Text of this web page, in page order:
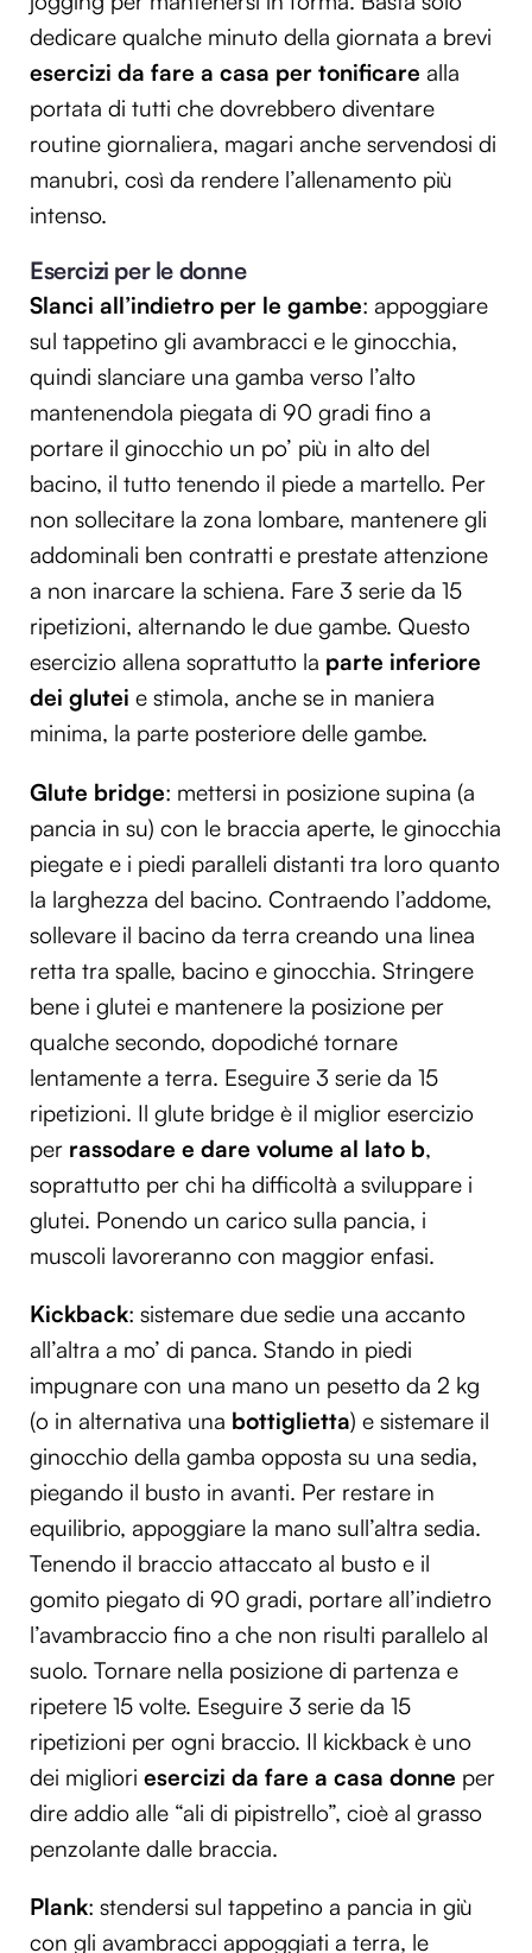
dedicare qualche minuto della giornata a brevi
esercizi da fare a casa per tonificare alla
portata di tutti che dovrebbero diventare
routine giornaliera, magari anche servendosi di
manubri, così da rendere l’allenamento più
intenso.
Esercizi per le donne
Slanci all’indietro per le gambe: appoggiare
sul tappetino gli avambracci e le ginocchia,
quindi slanciare una gamba verso l’alto
mantenendola piegata di 90 gradi fino a
portare il ginocchio un po’ più in alto del
bacino, il tutto tenendo il piede a martello. Per
non sollecitare la zona lombare, mantenere gli
addominali ben contratti e prestate attenzione
a non inarcare la schiena. Fare 3 serie da 15
ripetizioni, alternando le due gambe. Questo
esercizio allena soprattutto la parte inferiore
dei glutei e stimola, anche se in maniera
minima, la parte posteriore delle gambe.
Glute bridge: mettersi in posizione supina (a
pancia in su) con le braccia aperte, le ginocchia
piegate e i piedi paralleli distanti tra loro quanto
la larghezza del bacino. Contraendo l’addome,
sollevare il bacino da terra creando una linea
retta tra spalle, bacino e ginocchia. Stringere
bene i glutei e mantenere la posizione per
qualche secondo, dopodiché tornare
lentamente a terra. Eseguire 3 serie da 15
ripetizioni. Il glute bridge è il miglior esercizio
per rassodare e dare volume al lato b,
soprattutto per chi ha difficoltà a sviluppare i
glutei. Ponendo un carico sulla pancia, i
muscoli lavoreranno con maggior enfasi.
Kickback: sistemare due sedie una accanto
all’altra a mo’ di panca. Stando in piedi
impugnare con una mano un pesetto da 2 kg
(o in alternativa una bottiglietta) e sistemare il
ginocchio della gamba opposta su una sedia,
piegando il busto in avanti. Per restare in
equilibrio, appoggiare la mano sull’altra sedia.
Tenendo il braccio attaccato al busto e il
gomito piegato di 90 gradi, portare all’indietro
l’avambraccio fino a che non risulti parallelo al
suolo. Tornare nella posizione di partenza e
ripetere 15 volte. Eseguire 3 serie da 15
ripetizioni per ogni braccio. Il kickback è uno
dei migliori esercizi da fare a casa donne per
dire addio alle “ali di pipistrello”, cioè al grasso
penzolante dalle braccia.
Plank: stendersi sul tappetino a pancia in giù
con gli avambracci appoggiati a terra, le